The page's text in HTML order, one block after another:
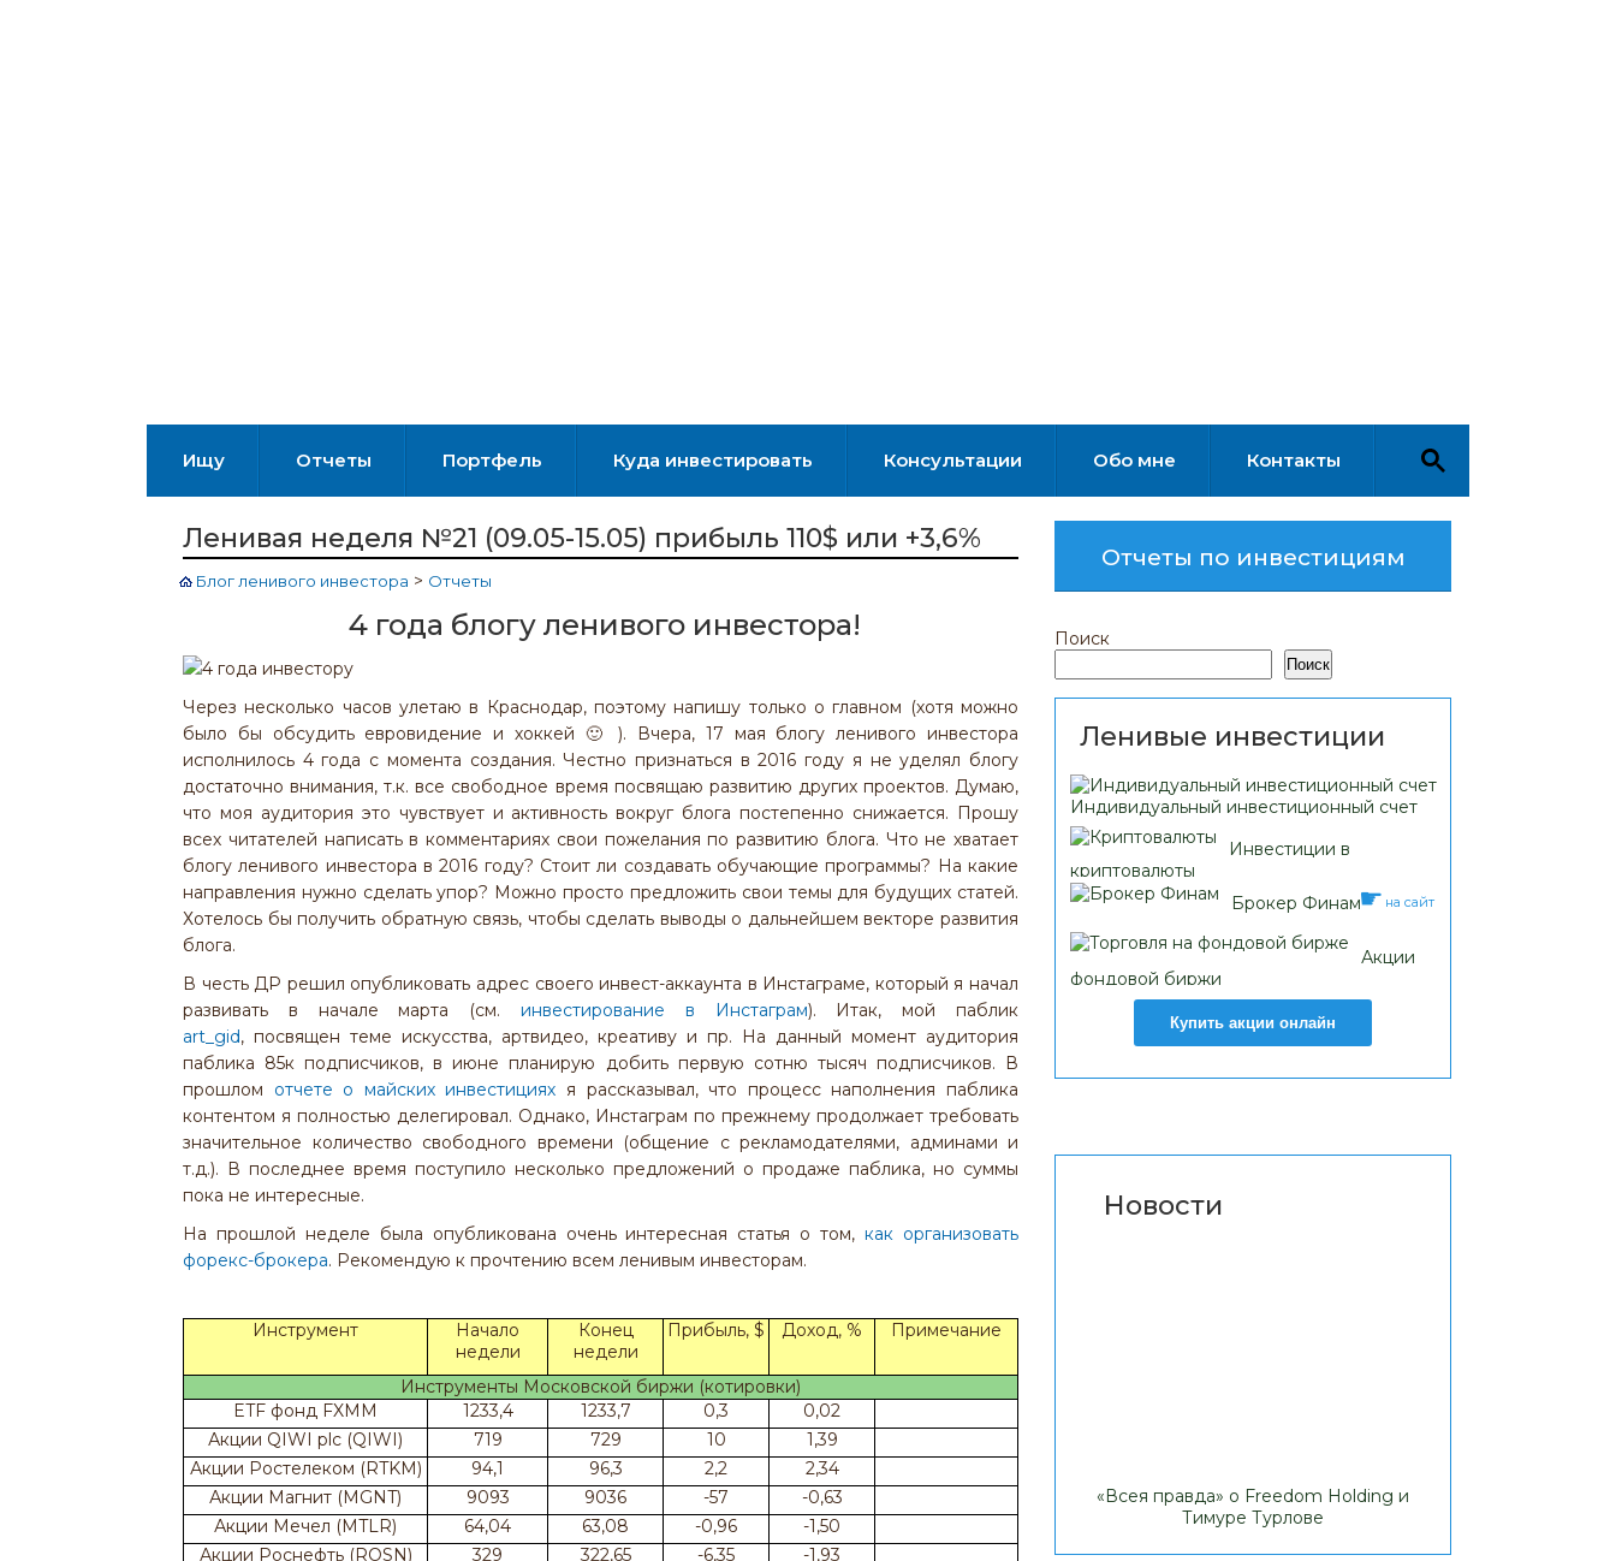
Ищу Отчеты Портфель Куда инвестировать Консультации Обо мне Контакты
Ленивая неделя №21 (09.05-15.05) прибыль 110$ или +3,6%
Блог ленивого инвестора > Отчеты
4 года блогу ленивого инвестора!
Через несколько часов улетаю в Краснодар, поэтому напишу только о главном (хотя можно
было бы обсудить евровидение и хоккей 🙂 ). Вчера, 17 мая блогу ленивого инвестора
исполнилось 4 года с момента создания. Честно признаться в 2016 году я не уделял блогу
достаточно внимания, т.к. все свободное время посвящаю развитию других проектов. Думаю,
что моя аудитория это чувствует и активность вокруг блога постепенно снижается. Прошу
всех читателей написать в комментариях свои пожелания по развитию блога. Что не хватает
блогу ленивого инвестора в 2016 году? Стоит ли создавать обучающие программы? На какие
направления нужно сделать упор? Можно просто предложить свои темы для будущих статей.
Хотелось бы получить обратную связь, чтобы сделать выводы о дальнейшем векторе развития
блога.
В честь ДР решил опубликовать адрес своего инвест-аккаунта в Инстаграме, который я начал
развивать в начале марта (см. инвестирование в Инстаграм). Итак, мой паблик
art_gid, посвящен теме искусства, артвидео, креативу и пр. На данный момент аудитория
паблика 85к подписчиков, в июне планирую добить первую сотню тысяч подписчиков. В
прошлом отчете о майских инвестициях я рассказывал, что процесс наполнения паблика
контентом я полностью делегировал. Однако, Инстаграм по прежнему продолжает требовать
значительное количество свободного времени (общение с рекламодателями, админами и
т.д.). В последнее время поступило несколько предложений о продаже паблика, но суммы
пока не интересные.
На прошлой неделе была опубликована очень интересная статья о том,как организовать
форекс-брокера. Рекомендую к прочтению всем ленивым инвесторам.
Инструмент
Начало
недели
Конец
недели
Прибыль, $ Доход, % Примечание
Инструменты Московской биржи (котировки)
ETF фонд FXMM
1233,4 1233,7 0,3
0,02
Акции QIWI plc (QIWI)
719 729 10
1,39
Акции Ростелеком (RTKM)
94,1 96,3 2,2
2,34
Акции Магнит (MGNT)
9093 9036 -57
-0,63
Акции Мечел (MTLR)
64,04 63,08 -0,96
-1,50
Акции Роснефть (ROSN)
329 322,65 -6,35
-1,93
Отчеты по инвестициям
Поиск
Поиск
Ленивые инвестиции
Индивидуальный инвестиционный счет
Инвестиции в
криптовалюты
Брокер Финам
на сайт
Акции
фондовой биржи
Купить акции онлайн
Новости
«Всея правда» о Freedom Holding и
Тимуре Турлове